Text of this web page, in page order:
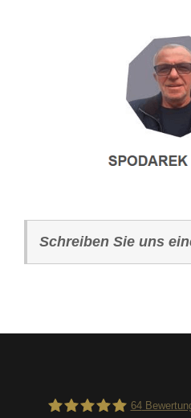
Schreiben Sie uns
64